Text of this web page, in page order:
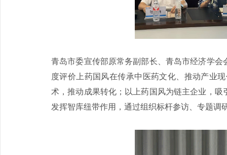
青岛市委宣传部原常务副部长、青岛市经济学
度评价上药国风在传承中医药文化、推动产业
术，推动成果转化；以上药国风为链主企业，
发挥智库纽带作用，通过组织标杆参访、专题